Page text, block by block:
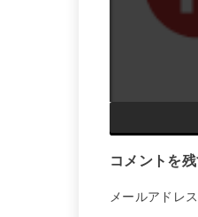
コメントを
メールアドレ